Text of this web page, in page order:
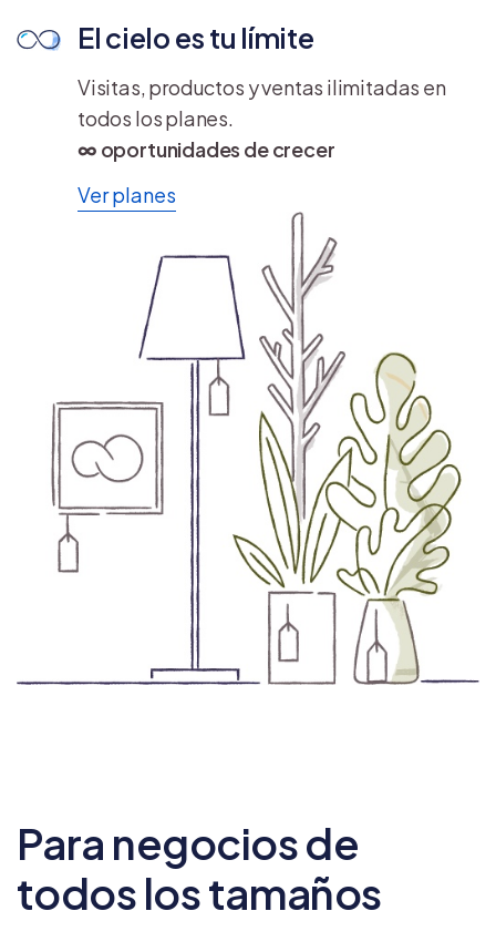
El cielo es tu límite
Visitas, productos y ventas ilimitadas en
todos los planes.
∞ oportunidades de crecer
Ver planes
Para negocios de
todos los tamaños